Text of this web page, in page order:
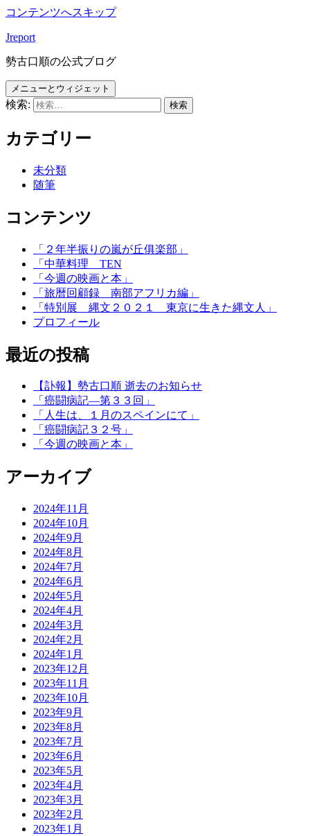
コンテンツへスキップ
Jreport
勢古口順の公式ブログ
メニューとウィジェット
検索:
カテゴリー
未分類
随筆
コンテンツ
「２年半振りの嵐が丘俱楽部」
「中華料理 TEN
「今週の映画と本」
「旅暦回顧録 南部アフリカ編」
「特別展 縄文２０２１ 東京に生きた縄文人」
プロフィール
最近の投稿
【訃報】勢古口順 逝去のお知らせ
「癌闘病記―第３３回」
「人生は、１月のスペインにて」
「癌闘病記３２号」
「今週の映画と本」
アーカイブ
2024年11月
2024年10月
2024年9月
2024年8月
2024年7月
2024年6月
2024年5月
2024年4月
2024年3月
2024年2月
2024年1月
2023年12月
2023年11月
2023年10月
2023年9月
2023年8月
2023年7月
2023年6月
2023年5月
2023年4月
2023年3月
2023年2月
2023年1月